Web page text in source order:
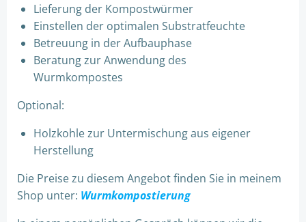
Lieferung der Kompostwürmer
Einstellen der optimalen Substratfeuchte
Betreuung in der Aufbauphase
Beratung zur Anwendung des
Wurmkompostes
Optional:
Holzkohle zur Untermischung aus eigener
Herstellung
Die Preise zu diesem Angebot finden Sie in meinem
Shop unter: Wurmkompostierung